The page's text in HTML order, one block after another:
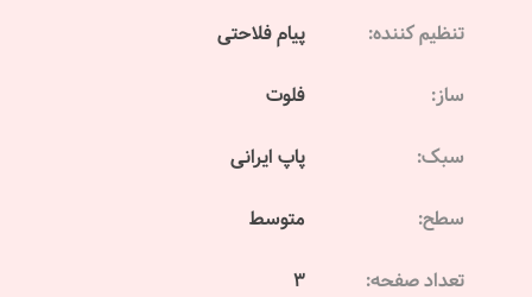
تنظیم کننده: پیام فلاحتی
ساز: فلوت
سبک: پاپ ایرانی
سطح: متوسط
تعداد صفحه: 3